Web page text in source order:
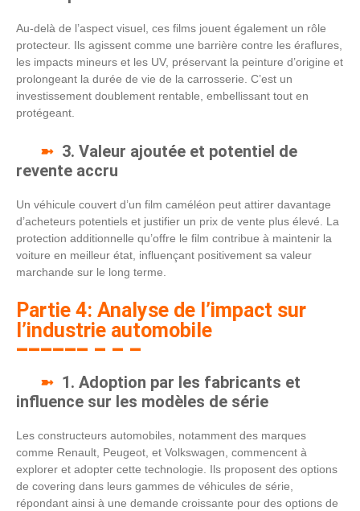
Au-delà de l’aspect visuel, ces films jouent également un rôle
protecteur. Ils agissent comme une barrière contre les éraflures,
les impacts mineurs et les UV, préservant la peinture d’origine et
prolongeant la durée de vie de la carrosserie. C’est un
investissement doublement rentable, embellissant tout en
protégeant.
3. Valeur ajoutée et potentiel de
revente accru
Un véhicule couvert d’un film caméléon peut attirer davantage
d’acheteurs potentiels et justifier un prix de vente plus élevé. La
protection additionnelle qu’offre le film contribue à maintenir la
voiture en meilleur état, influençant positivement sa valeur
marchande sur le long terme.
Partie 4: Analyse de l’impact sur
l’industrie automobile
1. Adoption par les fabricants et
influence sur les modèles de série
Les constructeurs automobiles, notamment des marques
comme Renault, Peugeot, et Volkswagen, commencent à
explorer et adopter cette technologie. Ils proposent des options
de covering dans leurs gammes de véhicules de série,
répondant ainsi à une demande croissante pour des options de